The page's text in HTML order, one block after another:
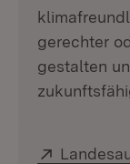
gerechter
gestalten
Extern: